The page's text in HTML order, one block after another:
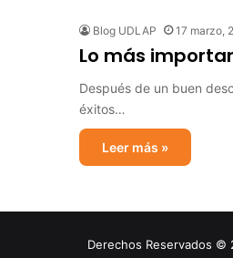
Blog UDLAP 17 marzo,
Lo más
Después de un buen
éxitos…
Leer más »
Derechos Reservados ©